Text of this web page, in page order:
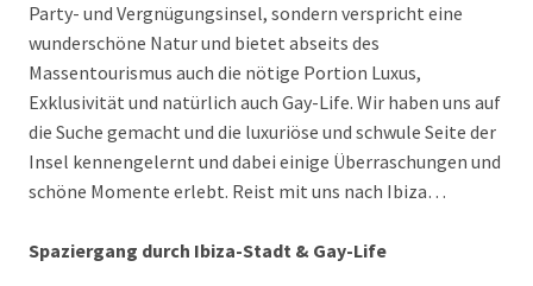
Party- und Vergnügungsinsel, sondern verspricht eine
wunderschöne Natur und bietet abseits des
Massentourismus auch die nötige Portion Luxus,
Exklusivität und natürlich auch Gay-Life. Wir haben uns auf
die Suche gemacht und die luxuriöse und schwule Seite der
Insel kennengelernt und dabei einige Überraschungen und
schöne Momente erlebt. Reist mit uns nach Ibiza…
Spaziergang durch Ibiza-Stadt & Gay-Life